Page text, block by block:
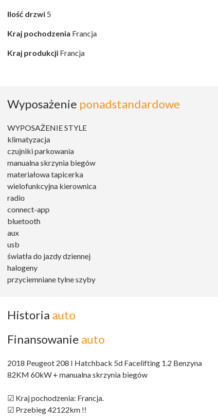
Ilość drzwi 5
Kraj pochodzenia Francja
Kraj produkcji Francja
Wyposażenie ponadstandardowe
WYPOSAŻENIE STYLE
klimatyzacja
czujniki parkowania
manualna skrzynia biegów
materiałowa tapicerka
wielofunkcyjna kierownica
radio
connect-app
bluetooth
aux
usb
światła do jazdy dziennej
halogeny
przyciemniane tylne szyby
Historia auto
Finansowanie auto
2018 Peugeot 208 I Hatchback 5d Facelifting 1.2 Benzyna
82KM 60kW + manualna skrzynia biegów
☑ Kraj pochodzenia: Francja.
☑ Przebieg 42122km !!